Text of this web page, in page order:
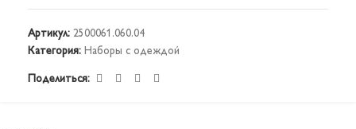
Артикул: 2500061.060.04
Категория: Наборы с одеждой
Поделиться: